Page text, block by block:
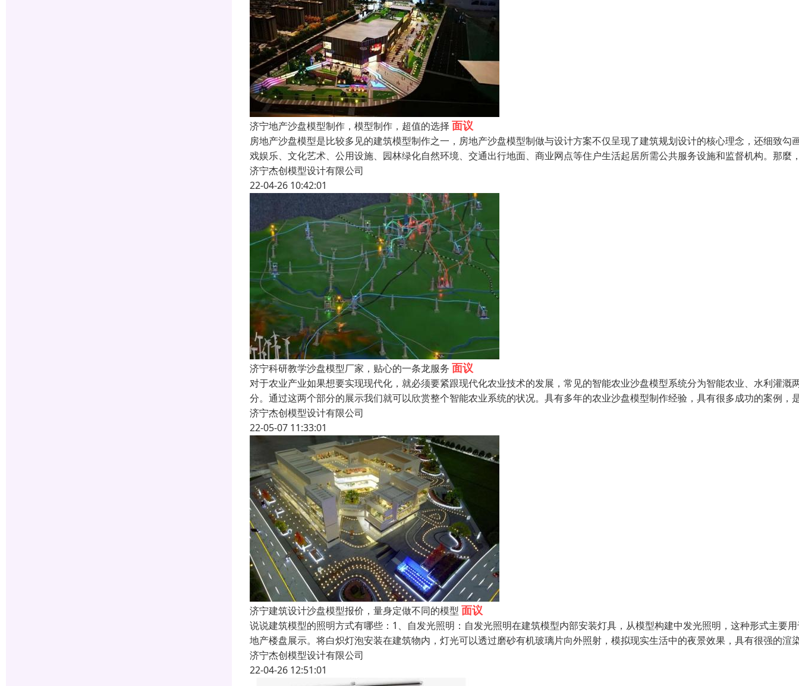
济宁地产沙盘模型制作，模型制作，超值的选择 面议
房地产沙盘模型是比较多见的建筑模型制作之一，房地产沙盘模型制做与设计方案不仅呈现了建筑规划设计的核心理念，还细致勾
戏娱乐、文化艺术、公用设施、园林绿化自然环境、交通出行地面、商业网点等住户生活起居所需公共服务设施和监督机构。那麼
济宁杰创模型设计有限公司
22-04-26 10:42:01
济宁科研教学沙盘模型厂家，贴心的一条龙服务 面议
对于农业产业如果想要实现现代化，就必须要紧跟现代化农业技术的发展，常见的智能农业沙盘模型系统分为智能农业、水利灌溉
分。通过这两个部分的展示我们就可以欣赏整个智能农业系统的状况。具有多年的农业沙盘模型制作经验，具有很多成功的案例，
济宁杰创模型设计有限公司
22-05-07 11:33:01
济宁建筑设计沙盘模型报价，量身定做不同的模型 面议
说说建筑模型的照明方式有哪些：1、自发光照明：自发光照明在建筑模型内部安装灯具，从模型构建中发光照明，这种形式主要
地产楼盘展示。将白炽灯泡安装在建筑物内，灯光可以透过磨砂有机玻璃片向外照射，模拟现实生活中的夜景效果，具有很强的渲
济宁杰创模型设计有限公司
22-04-26 12:51:01